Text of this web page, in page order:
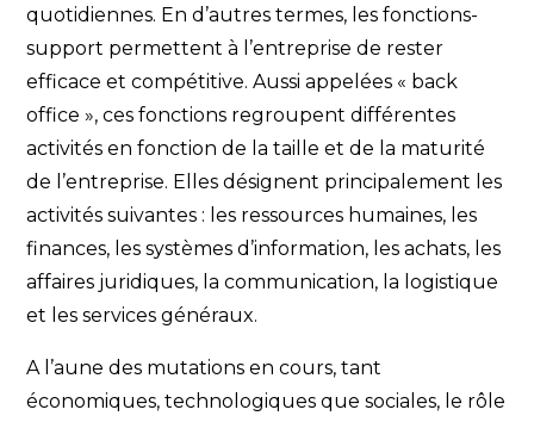
quotidiennes. En d’autres termes, les fonctions-
support permettent à l’entreprise de rester
efficace et compétitive. Aussi appelées « back
office », ces fonctions regroupent différentes
activités en fonction de la taille et de la maturité
de l’entreprise. Elles désignent principalement les
activités suivantes : les ressources humaines, les
finances, les systèmes d’information, les achats, les
affaires juridiques, la communication, la logistique
et les services généraux.
A l’aune des mutations en cours, tant
économiques, technologiques que sociales, le rôle